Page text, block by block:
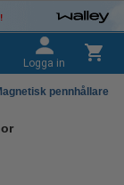
Logga in
pennhållare